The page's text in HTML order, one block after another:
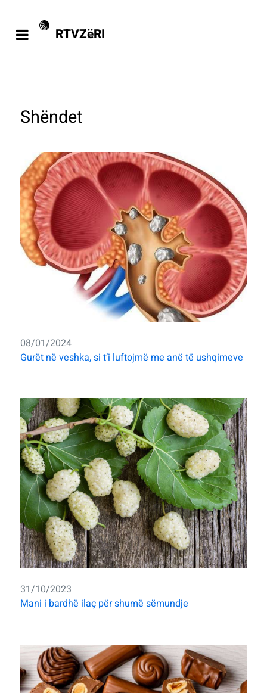
RTVZëRI
Shëndet
08/01/2024
Gurët në veshka, si t’i luftojmë me anë të ushqimeve
31/10/2023
Mani i bardhë ilaç për shumë sëmundje